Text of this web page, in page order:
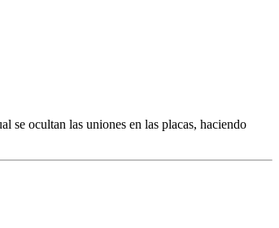
se ocultan las uniones en las placas, haciendo